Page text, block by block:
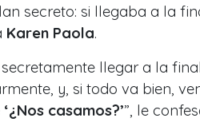
secreto: si llegaba a la
Karen Paola.
llegar a la
y, si todo va bien,
‘¿Nos casamos?’”, le